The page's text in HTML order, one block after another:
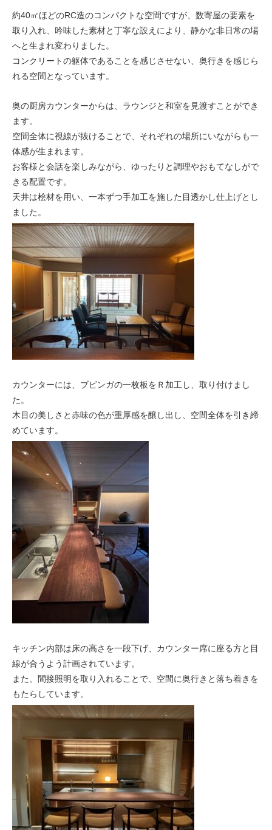
約40㎡ほどのRC造のコンパクトな空間ですが、数寄屋の要素を
取り入れ、吟味した素材と丁寧な設えにより、静かな非日常の場
へと生まれ変わりました。
コンクリートの躯体であることを感じさせない、奥行きを感じら
れる空間となっています。
奥の厨房カウンターからは、ラウンジと和室を見渡すことができ
ます。
空間全体に視線が抜けることで、それぞれの場所にいながらも一
体感が生まれます。
お客様と会話を楽しみながら、ゆったりと調理やおもてなしがで
きる配置です。
天井は桧材を用い、一本ずつ手加工を施した目透かし仕上げとし
ました。
カウンターには、ブビンガの一枚板をＲ加工し、取り付けまし
た。
木目の美しさと赤味の色が重厚感を醸し出し、空間全体を引き締
めています。
キッチン内部は床の高さを一段下げ、カウンター席に座る方と目
線が合うよう計画されています。
また、間接照明を取り入れることで、空間に奥行きと落ち着きを
もたらしています。